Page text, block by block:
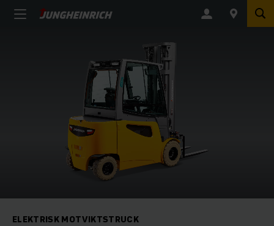
ELEKTRISK MOTVIKTSTRUCK